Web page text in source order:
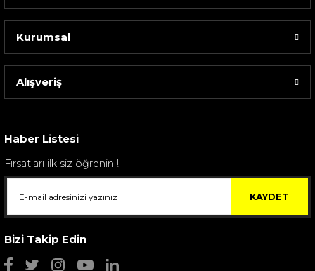
Sarev Elfıda Flanel Nevresim Takımı Çift Kişili...
Kurumsal
Alışveriş
Haber Listesi
Fırsatları ilk siz öğrenin !
KAYDET
Bizi Takip Edin